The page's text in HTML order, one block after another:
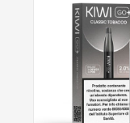
NON DISPONIBILE